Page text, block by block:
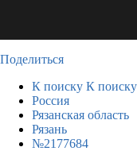
Поделиться
К поиску К поиску
Россия
Рязанская область
Рязань
№2177684